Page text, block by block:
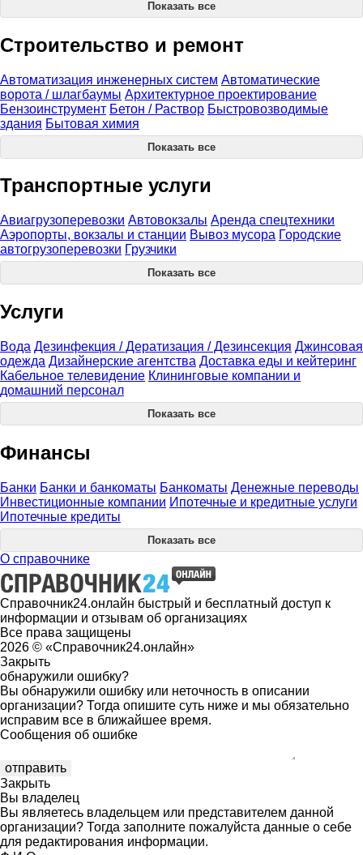
Показать все
Строительство и ремонт
Автоматизация инженерных систем Автоматические
ворота / шлагбаумы Архитектурное проектирование
Бензоинструмент Бетон / Раствор Быстровозводимые
здания Бытовая химия
Показать все
Транспортные услуги
Авиагрузоперевозки Автовокзалы Аренда спецтехники
Аэропорты, вокзалы и станции Вывоз мусора Городские
автогрузоперевозки Грузчики
Показать все
Услуги
Вода Дезинфекция / Дератизация / Дезинсекция Джинсовая
одежда Дизайнерские агентства Доставка еды и кейтеринг
Кабельное телевидение Клининговые компании и
домашний персонал
Показать все
Финансы
Банки Банки и банкоматы Банкоматы Денежные переводы
Инвестиционные компании Ипотечные и кредитные услуги
Ипотечные кредиты
Показать все
О справочнике
Справочник24.онлайн быстрый и бесплатный доступ к
информации и отзывам об организациях
Все права защищены
2026 © «Справочник24.онлайн»
Закрыть
обнаружили ошибку?
Вы обнаружили ошибку или неточность в описании
организации? Тогда опишите суть ниже и мы обязательно
исправим все в ближайшее время.
Сообщения об ошибке
Закрыть
Вы владелец
Вы являетесь владельцем или представителем данной
организации? Тогда заполните пожалуйста данные о себе
для редактирования информации.